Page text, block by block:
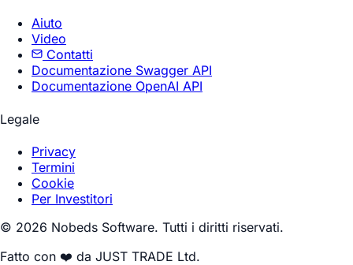
Aiuto
Video
Contatti
Documentazione Swagger API
Documentazione OpenAI API
Legale
Privacy
Termini
Cookie
Per Investitori
© 2026 Nobeds Software. Tutti i diritti riservati.
Fatto con ❤️ da JUST TRADE Ltd.